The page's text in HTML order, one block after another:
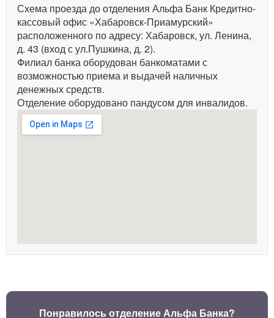
Схема проезда до отделения Альфа Банк Кредитно-
кассовый офис «Хабаровск-Приамурский»
расположенного по адресу: Хабаровск, ул. Ленина,
д. 43 (вход с ул.Пушкина, д. 2).
Филиал банка оборудован банкоматами с
возможностью приема и выдачей наличных
денежных средств.
Отделение оборудовано пандусом для инвалидов.
Понравилось отделение Альфа Банка?